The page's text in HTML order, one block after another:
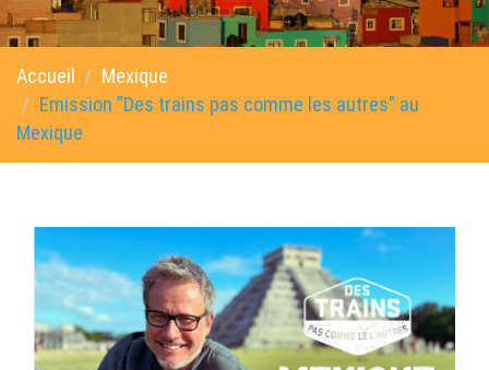
Accueil
Mexique
Emission "Des trains pas comme les autres" au
Mexique